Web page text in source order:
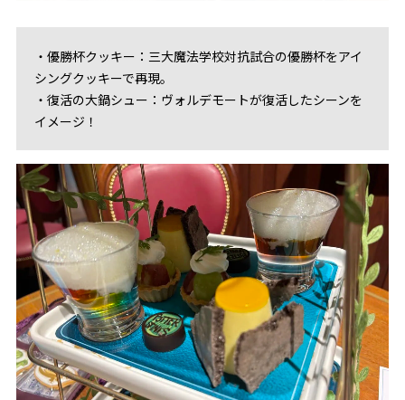
・優勝杯クッキー：三大魔法学校対抗試合の優勝杯をアイ
シングクッキーで再現。
・復活の大鍋シュー：ヴォルデモートが復活したシーンを
イメージ！